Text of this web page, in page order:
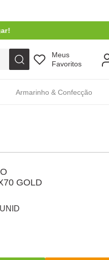
Meus
Favoritos
Armarinho & Confecção
GOLD